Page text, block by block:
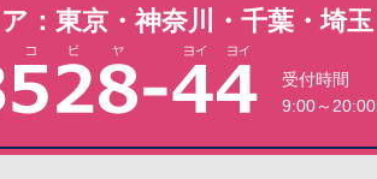
：東京・神奈川・千葉・埼玉
受付時間
9:00～20:00